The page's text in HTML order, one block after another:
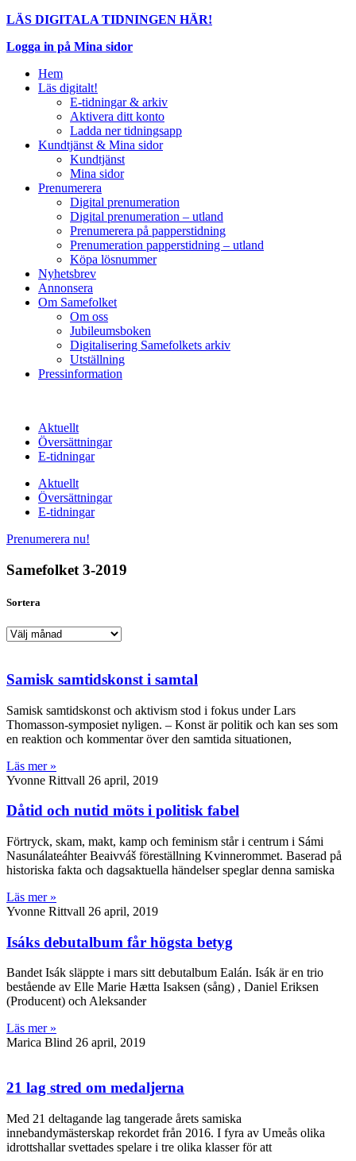
LÄS DIGITALA TIDNINGEN HÄR!
Logga in på Mina sidor
Hem
Läs digitalt!
E-tidningar & arkiv
Aktivera ditt konto
Ladda ner tidningsapp
Kundtjänst & Mina sidor
Kundtjänst
Mina sidor
Prenumerera
Digital prenumeration
Digital prenumeration – utland
Prenumerera på papperstidning
Prenumeration papperstidning – utland
Köpa lösnummer
Nyhetsbrev
Annonsera
Om Samefolket
Om oss
Jubileumsboken
Digitalisering Samefolkets arkiv
Utställning
Pressinformation
Aktuellt
Översättningar
E-tidningar
Aktuellt
Översättningar
E-tidningar
Prenumerera nu!
Samefolket 3-2019
Sortera
Sortera
Samisk samtidskonst i samtal
Samisk samtidskonst och aktivism stod i fokus under Lars
Thomasson-symposiet nyligen. – Konst är politik och kan ses som
en reaktion och kommentar över den samtida situationen,
Läs mer »
Yvonne Rittvall 26 april, 2019
Dåtid och nutid möts i politisk fabel
Förtryck, skam, makt, kamp och feminism står i centrum i Sámi
Nasunálateáhter Beaivváš föreställning Kvinnerommet. Baserad på
historiska fakta och dagsaktuella händelser speglar denna samiska
Läs mer »
Yvonne Rittvall 26 april, 2019
Isáks debutalbum får högsta betyg
Bandet Isák släppte i mars sitt debutalbum Ealán. Isák är en trio
bestående av Elle Marie Hætta Isaksen (sång) , Daniel Eriksen
(Producent) och Aleksander
Läs mer »
Marica Blind 26 april, 2019
21 lag stred om medaljerna
Med 21 deltagande lag tangerade årets samiska
innebandymästerskap rekordet från 2016. I fyra av Umeås olika
idrottshallar svettades spelare i tre olika klasser för att